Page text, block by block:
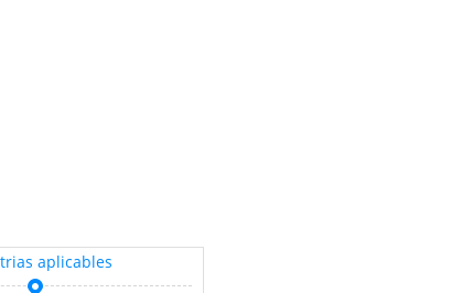
aplicables